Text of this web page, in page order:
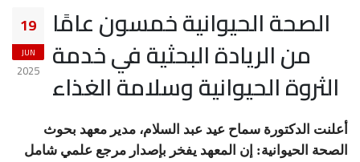
19
JUN
2025
الصحة الحيوانية خمسون عامًا
من الريادة البحثية في خدمة
الثروة الحيوانية وسلامة الغذاء
أعلنت الدكتورة سماح عيد عبد السلام، مدير معهد بحوث
الصحة الحيوانية: إن المعهد يفخر بإصدار مرجع علمي شامل